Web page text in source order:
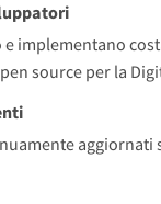
e implementano
source per la
aggiornati